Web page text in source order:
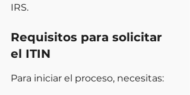
IRS.
Requisitos para solicitar
el ITIN
Para iniciar el proceso, necesitas: